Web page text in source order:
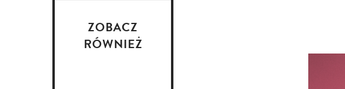
ZOBACZ
RÓWNIEŻ